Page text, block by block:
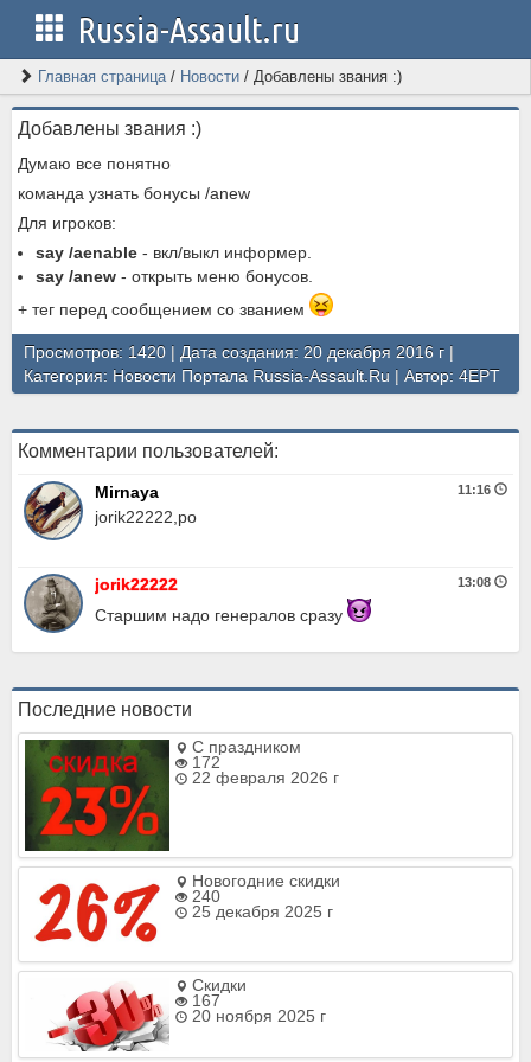
Russia-Assault.ru
Главная страница/ Новости / Добавлены звания :)
Добавлены звания :)
Думаю все понятно
команда узнать бонусы /anew
Для игроков:
say /aenable - вкл/выкл информер.
say /anew - открыть меню бонусов.
+ тег перед сообщением со званием
Просмотров: 1420 | Дата создания: 20 декабря 2016 г |
Категория: Новости Портала Russia-Assault.Ru | Автор: 4EPT
Комментарии пользователей:
Mirnaya 11:16
jorik22222,ро
jorik22222 13:08
Старшим надо генералов сразу
Последние новости
С праздником
172
22 февраля 2026 г
Новогодние скидки
240
25 декабря 2025 г
Скидки
167
20 ноября 2025 г